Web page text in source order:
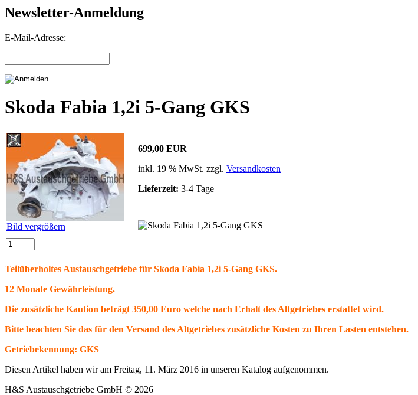
Newsletter-Anmeldung
E-Mail-Adresse:
Skoda Fabia 1,2i 5-Gang GKS
Bild vergrößern
699,00 EUR
inkl. 19 % MwSt. zzgl. Versandkosten
Lieferzeit: 3-4 Tage
Teilüberholtes Austauschgetriebe für Skoda Fabia 1,2i 5-Gang GKS.
12 Monate Gewährleistung.
Die zusätzliche Kaution beträgt 350,00 Euro welche nach Erhalt des Altgetriebes erstattet wird.
Bitte beachten Sie das für den Versand des Altgetriebes zusätzliche Kosten zu Ihren Lasten entstehen.
Getriebekennung: GKS
Diesen Artikel haben wir am Freitag, 11. März 2016 in unseren Katalog aufgenommen.
H&S Austauschgetriebe GmbH © 2026